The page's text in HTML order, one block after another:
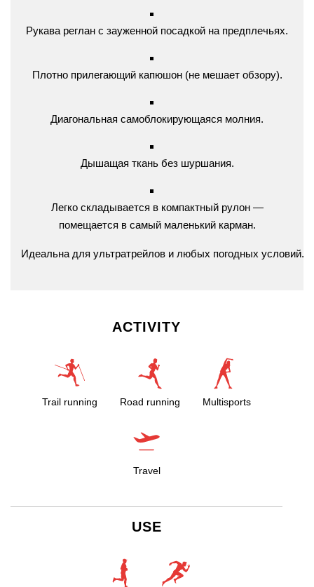
Рукава реглан с зауженной посадкой на предплечьях.
Плотно прилегающий капюшон (не мешает обзору).
Диагональная самоблокирующаяся молния.
Дышащая ткань без шуршания.
Легко складывается в компактный рулон —
помещается в самый маленький карман.
Идеальна для ультратрейлов и любых погодных условий.
ACTIVITY
Trail running Road running Multisports
Travel
USE